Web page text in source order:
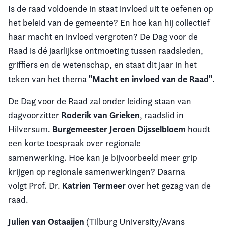
Is de raad voldoende in staat invloed uit te oefenen op
het beleid van de gemeente? En hoe kan hij collectief
haar macht en invloed vergroten? De Dag voor de
Raad is dé jaarlijkse ontmoeting tussen raadsleden,
griffiers en de wetenschap, en staat dit jaar in het
teken van het thema "Macht en invloed van de Raad".
De Dag voor de Raad zal onder leiding staan van
dagvoorzitter Roderik van Grieken, raadslid in
Hilversum. Burgemeester Jeroen Dijsselbloem houdt
een korte toespraak over regionale
samenwerking. Hoe kan je bijvoorbeeld meer grip
krijgen op regionale samenwerkingen? Daarna
volgt Prof. Dr. Katrien Termeer over het gezag van de
raad.
Julien van Ostaaijen (Tilburg University/Avans